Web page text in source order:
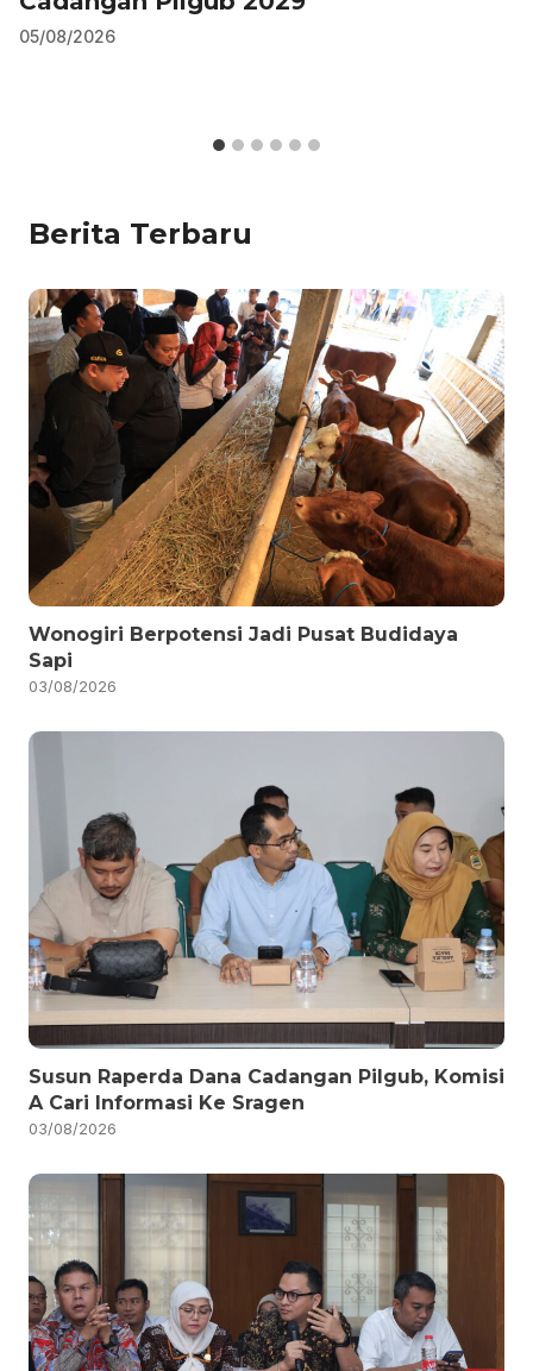
05/08/2026
Berita Terbaru
Wonogiri Berpotensi Jadi Pusat Budidaya
Sapi
03/08/2026
Susun Raperda Dana Cadangan Pilgub, Komisi
A Cari Informasi Ke Sragen
03/08/2026